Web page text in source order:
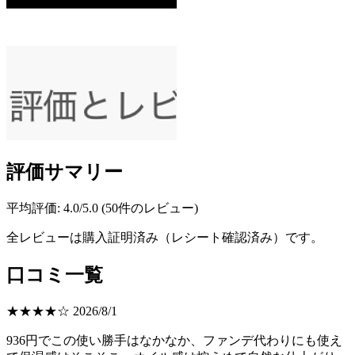
評価サマリー
平均評価: 4.0/5.0 (50件のレビュー)
全レビューは購入証明済み（レシート確認済み）です。
口コミ一覧
★★★★☆ 2026/8/1
936円でこの使い勝手はなかなか、ファンデ代わりにも使え